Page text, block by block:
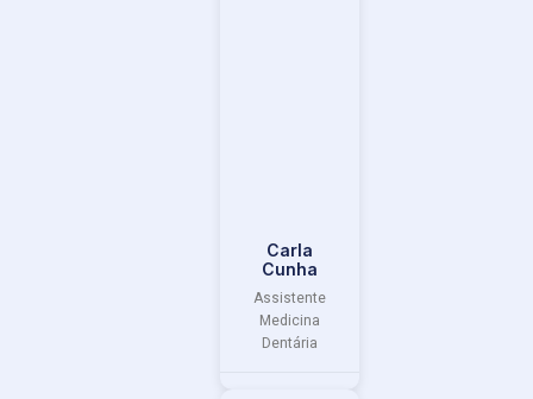
Carla
Cunha
Assistente
Medicina
Dentária